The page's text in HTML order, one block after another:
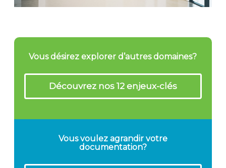
Vous désirez explorer d’autres domaines?
Découvrez nos 12 enjeux-clés
Vous voulez agrandir votre
documentation?